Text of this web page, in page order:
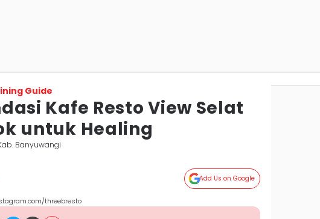
Guide
Kafe Resto View Selat
untuk Healing
Banyuwangi
Add Us on Google
threebresto